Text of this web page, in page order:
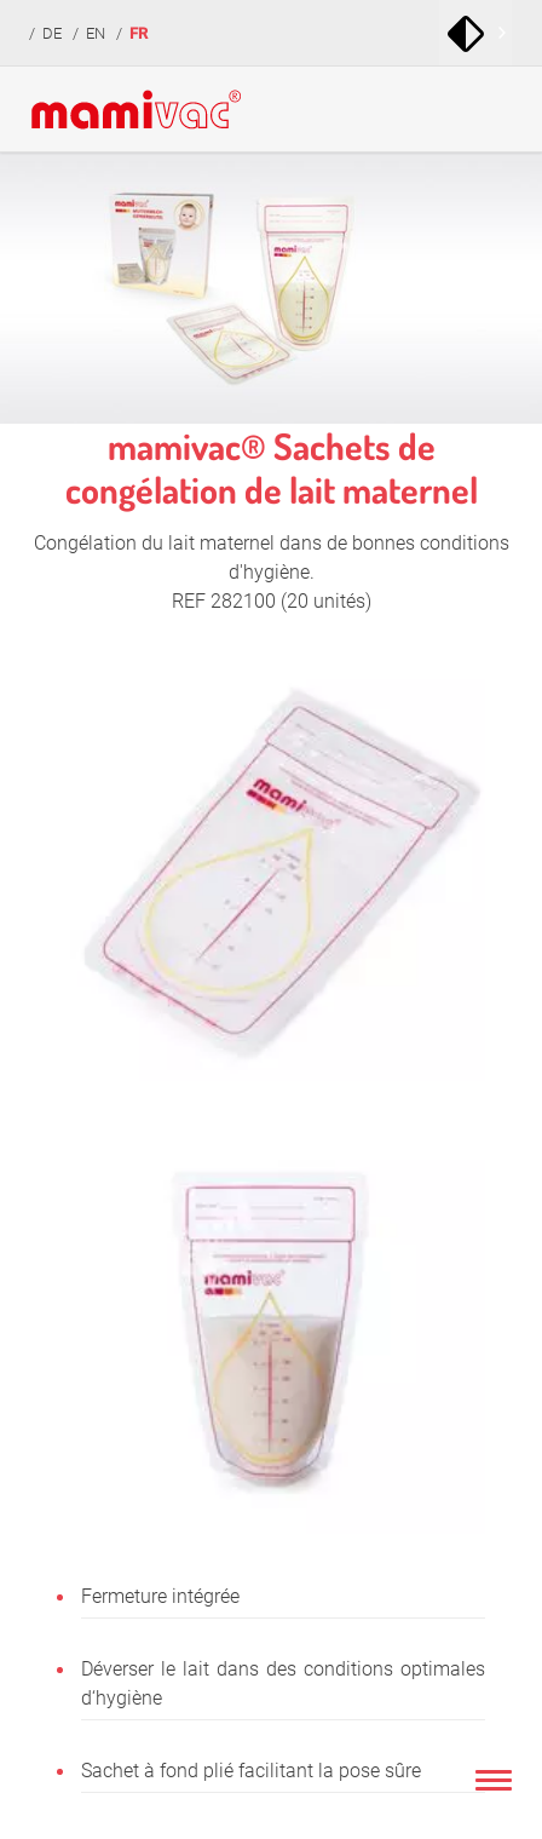
Navigation
Inhalt
Fußzeile
DE EN FR
mamivac® Sachets de
congélation de lait maternel
Congélation du lait maternel dans de bonnes conditions
d'hygiène.
REF 282100 (20 unités)
Fermeture intégrée
Déverser le lait dans des conditions optimales
d‘hygiène
Sachet à fond plié facilitant la pose sûre